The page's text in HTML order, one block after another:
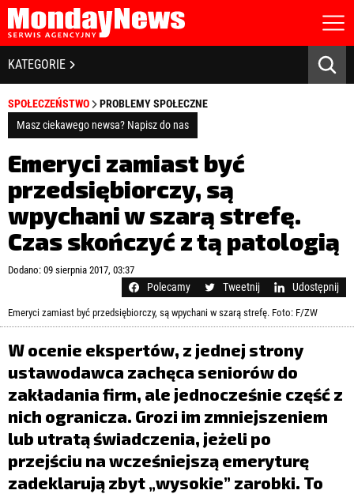
STRONA GŁÓWNA
O NAS
POLITYKA PRYWATNOŚCI
REGULAMIN
LICENCJA
REJESTRACJA
KONTAKT
Zapamiętaj mnie
Kliknij tutaj
KATEGORIE
BIZNES I GOSPODARKA
BANKOWOŚĆ I FINANSE
NOWE TECHNOLOGIE
SPOŁECZEŃSTWO
EDUKACJA
MEDIA
ZDROWIE I URODA
KULTURA
LIFESTYLE
OPINIE I KOMENTARZE
SPOŁECZEŃSTWO
PROBLEMY SPOŁECZNE
Masz ciekawego newsa? Napisz do nas
Emeryci zamiast być
przedsiębiorczy, są
wpychani w szarą strefę.
Czas skończyć z tą patologią
Dodano: 09 sierpnia 2017, 03:37
Polecamy Tweetnij Udostępnij
Emeryci zamiast być przedsiębiorczy, są wpychani w szarą strefę. Foto: F/ZW
W ocenie ekspertów, z jednej strony
ustawodawca zachęca seniorów do
zakładania firm, ale jednocześnie część z
nich ogranicza. Grozi im zmniejszeniem
lub utratą świadczenia, jeżeli po
przejściu na wcześniejszą emeryturę
zadeklarują zbyt „wysokie” zarobki. To